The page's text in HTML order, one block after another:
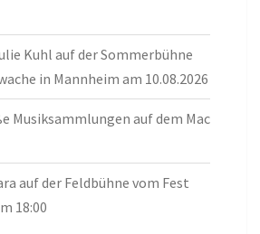
Kuhl auf der Sommerbühne
in Mannheim am 10.08.2026
Musiksammlungen auf dem Mac
auf der Feldbühne vom Fest
18:00